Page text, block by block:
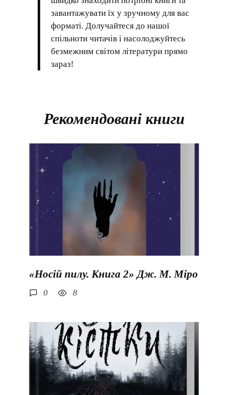
завантажувати їх у зручному для вас
форматі. Долучайтеся до нашої
спільноти читачів і насолоджуйтесь
безмежним світом літератури прямо
зараз!
Рекомендовані книги
«Носій пилу. Книга 2» Дж. М. Міро
0 8